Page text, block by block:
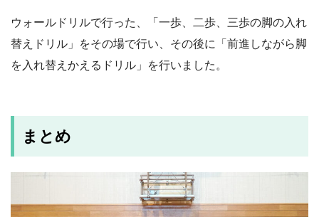
ウォールドリルで行った、「一歩、二歩、三歩の脚の入れ
替えドリル」をその場で行い、その後に「前進しながら脚
を入れ替えかえるドリル」を行いました。
まとめ